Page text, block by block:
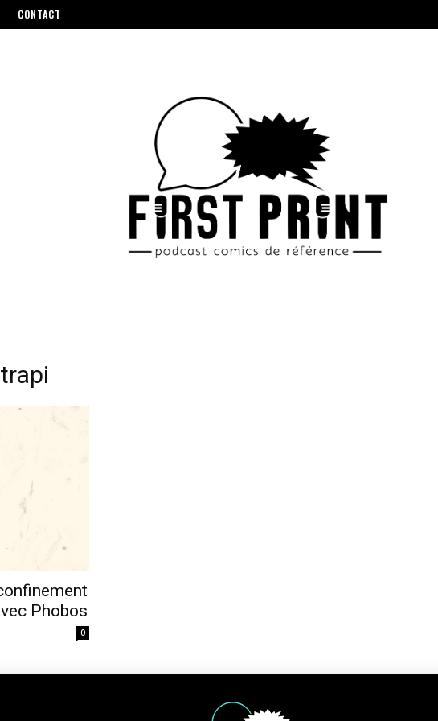
CONTACT
Phobos
0